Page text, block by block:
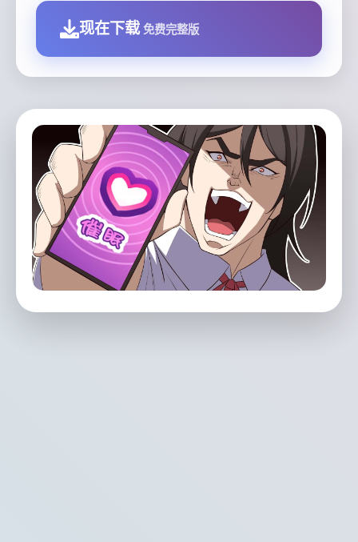
现在下载 免费完整版